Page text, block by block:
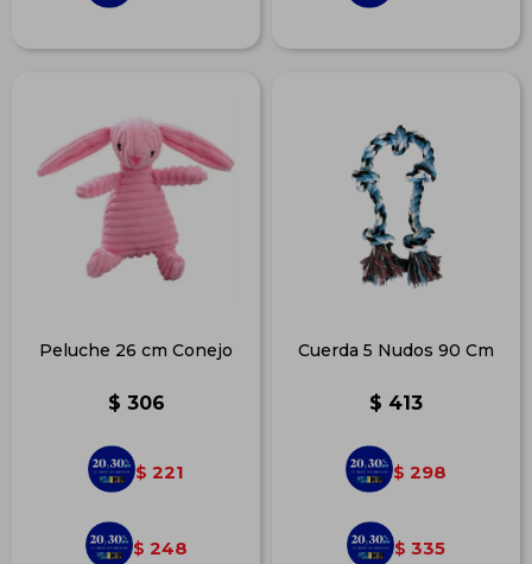
Peluche 26 cm Conejo
$ 306
$ 221
$ 248
Cuerda 5 Nudos 90 Cm
$ 413
$ 298
$ 335